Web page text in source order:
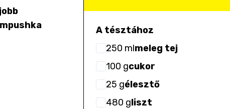
A tésztához
250 mlmeleg tej
100 gcukor
25 gélesztő
480 gliszt